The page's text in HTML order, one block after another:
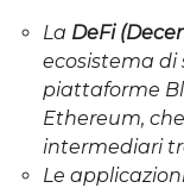
La DeFi
ecosistema di
piattaforme
Ethereum,
intermediari
Le